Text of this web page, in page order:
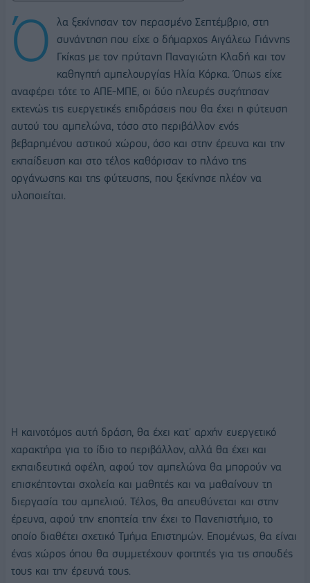
Ό
λα ξεκίνησαν τον περασμένο Σεπτέμβριο, στη
συνάντηση που είχε ο δήμαρχος Αιγάλεω Γιάννης
Γκίκας με τον πρύτανη Παναγιώτη Κλαδή και τον
καθηγητή αμπελουργίας Ηλία Κόρκα. Όπως είχε
αναφέρει τότε το ΑΠΕ-ΜΠΕ, οι δύο πλευρές συζήτησαν
εκτενώς τις ευεργετικές επιδράσεις που θα έχει η φύτευση
αυτού του αμπελώνα, τόσο στο περιβάλλον ενός
βεβαρημένου αστικού χώρου, όσο και στην έρευνα και την
εκπαίδευση και στο τέλος καθόρισαν το πλάνο της
οργάνωσης και της φύτευσης, που ξεκίνησε πλέον να
υλοποιείται.
Η καινοτόμος αυτή δράση, θα έχει κατ' αρχήν ευεργετικό
χαρακτήρα για το ίδιο το περιβάλλον, αλλά θα έχει και
εκπαιδευτικά οφέλη, αφού τον αμπελώνα θα μπορούν να
επισκέπτονται σχολεία και μαθητές και να μαθαίνουν τη
διεργασία του αμπελιού. Τέλος, θα απευθύνεται και στην
έρευνα, αφού την εποπτεία την έχει το Πανεπιστήμιο, το
οποίο διαθέτει σχετικό Τμήμα Επιστημών. Επομένως, θα είναι
ένας χώρος όπου θα συμμετέχουν φοιτητές για τις σπουδές
τους και την έρευνά τους.